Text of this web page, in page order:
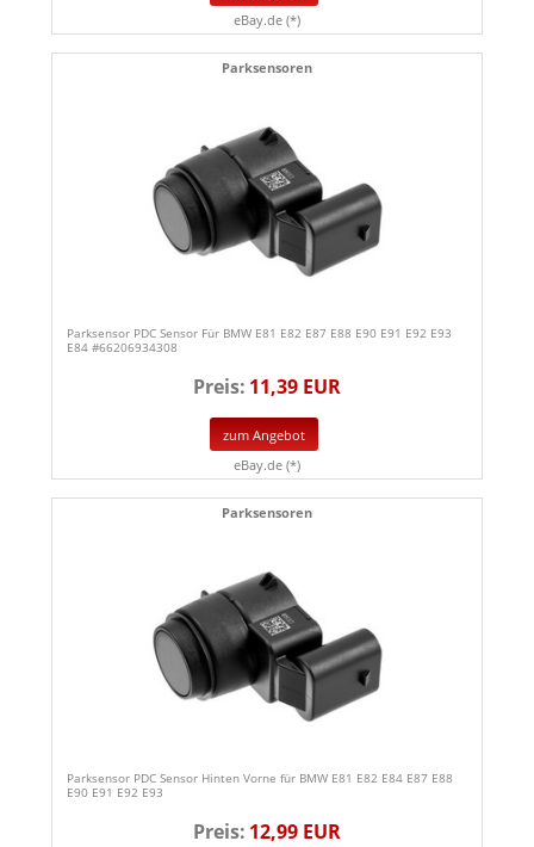
eBay.de (*)
Parksensoren
Parksensor PDC Sensor Für BMW E81 E82 E87 E88 E90 E91 E92 E93
E84 #66206934308
Preis: 11,39 EUR
zum Angebot
eBay.de (*)
Parksensoren
Parksensor PDC Sensor Hinten Vorne für BMW E81 E82 E84 E87 E88
E90 E91 E92 E93
Preis: 12,99 EUR